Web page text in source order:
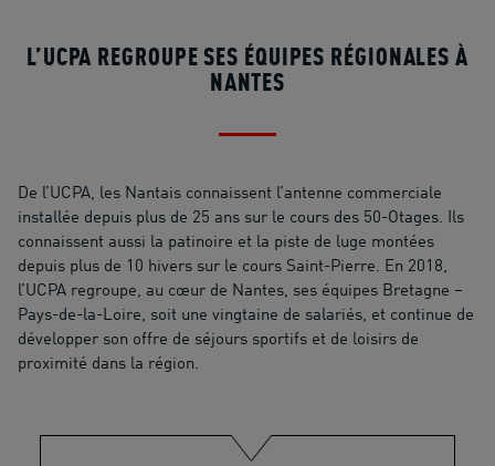
L’UCPA REGROUPE SES ÉQUIPES RÉGIONALES À
NANTES
De l’UCPA, les Nantais connaissent l’antenne commerciale
installée depuis plus de 25 ans sur le cours des 50-Otages. Ils
connaissent aussi la patinoire et la piste de luge montées
depuis plus de 10 hivers sur le cours Saint-Pierre. En 2018,
l’UCPA regroupe, au cœur de Nantes, ses équipes Bretagne –
Pays-de-la-Loire, soit une vingtaine de salariés, et continue de
développer son offre de séjours sportifs et de loisirs de
proximité dans la région.